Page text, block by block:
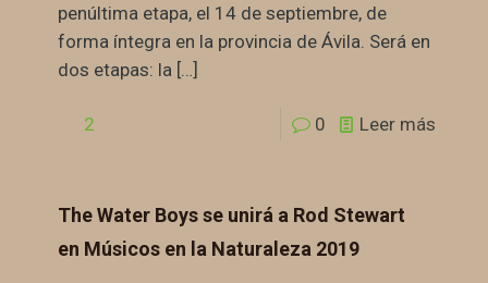
penúltima etapa, el 14 de septiembre, de
forma íntegra en la provincia de Ávila. Será en
dos etapas: la […]
2 0 Leer más
The Water Boys se unirá a Rod Stewart
en Músicos en la Naturaleza 2019